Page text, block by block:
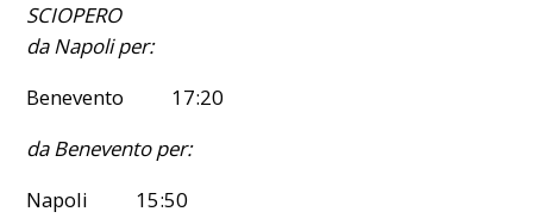
SCIOPERO
da Napoli per:
Benevento 17:20
da Benevento per:
Napoli 15:50